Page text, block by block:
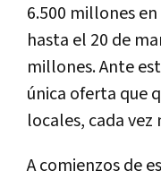
6.500 millones
hasta el 20 de
millones. Ante
única oferta que
locales, cada vez
A comienzos de